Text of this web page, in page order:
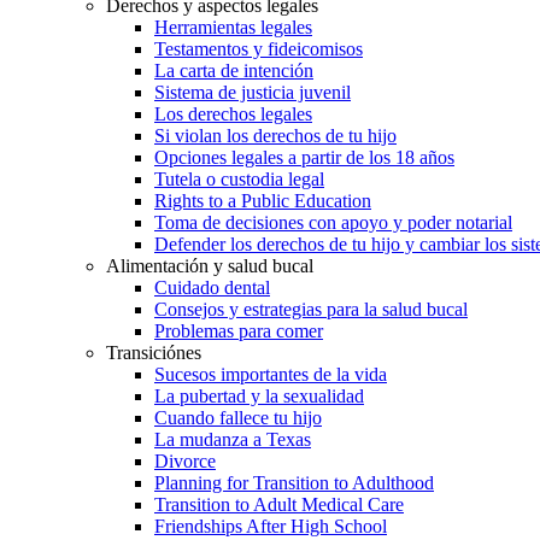
Derechos y aspectos legales
Herramientas legales
Testamentos y fideicomisos
La carta de intención
Sistema de justicia juvenil
Los derechos legales
Si violan los derechos de tu hijo
Opciones legales a partir de los 18 años
Tutela o custodia legal
Rights to a Public Education
Toma de decisiones con apoyo y poder notarial
Defender los derechos de tu hijo y cambiar los
Alimentación y salud bucal
Cuidado dental
Consejos y estrategias para la salud bucal
Problemas para comer
Transiciónes
Sucesos importantes de la vida
La pubertad y la sexualidad
Cuando fallece tu hijo
La mudanza a Texas
Divorce
Planning for Transition to Adulthood
Transition to Adult Medical Care
Friendships After High School